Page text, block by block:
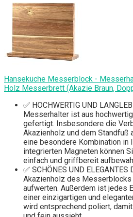
Hanseküche Messerblock -
Holz Messerbrett (Akazie Braun,
✅ HOCHWERTIG UND
Messerhalter ist aus
gefertigt. Insbesondere die
Akazienholz und dem Standfuß
eine besondere Kombination in
integrierten Magneten können
einfach und griffbereit
✅ SCHÖNES UND
Akazienholz des
aufwerten. Außerdem ist jedes
einer einzigartigen und
wird entsprechend poliert,